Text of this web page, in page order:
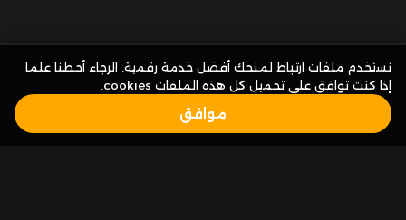
نستخدم ملفات ارتباط لمنحك أفضل خدمة رقمية. الرجاء أحطنا علما
إذا كنت توافق على تحميل كل هذه الملفات cookies.
موافق